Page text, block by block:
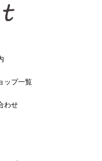
ップ一覧
わせ